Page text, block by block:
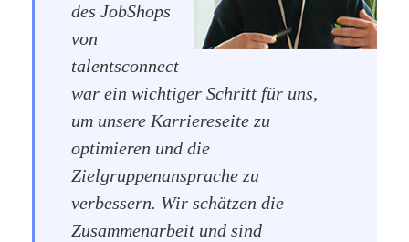
des JobShops
von
talentsconnect
war ein wichtiger Schritt für uns,
um unsere Karriereseite zu
optimieren und die
Zielgruppenansprache zu
verbessern. Wir schätzen die
Zusammenarbeit und sind